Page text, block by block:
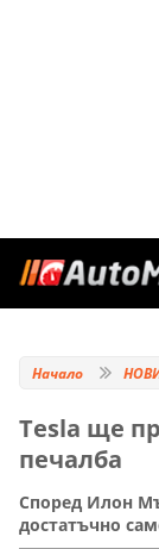
Начало
Tesla ще
печалба
Според Илон
достатъчно